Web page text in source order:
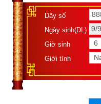
Tiếp theo cổ nhân vận
nói rõ mối liên hệ và
đó. Giữa các ngũ hành
giống như âm dương là
Không có sự sinh ra thì
của vạn vật; không có
điều hòa trong quá trình
Dãy số
Ngày sinh(DL)
Giờ sinh
Giới tính